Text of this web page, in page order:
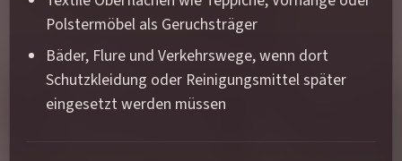
Polstermöbel als Geruchsträger
Bäder, Flure und Verkehrswege, wenn dort
Schutzkleidung oder Reinigungsmittel später
eingesetzt werden müssen